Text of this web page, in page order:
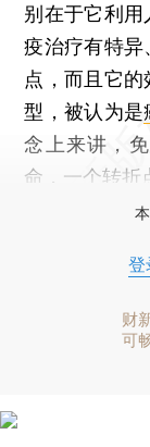
别在于它利
疫治疗有特
点，而且它
型，被认为是
念上来讲，
命，一个转折
登
财
可